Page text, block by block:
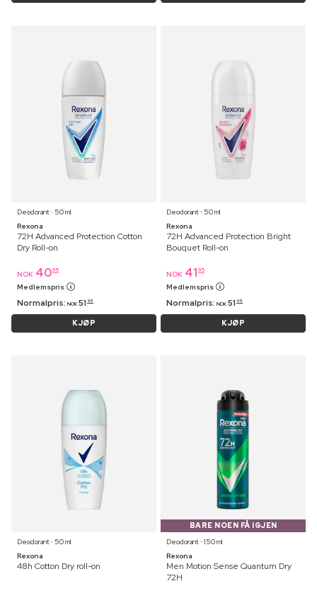
Deodorant ⋅ 50 ml
Rexona
72H Advanced Protection Cotton
Dry Roll-on
NOK 4095
Medlemspris
Normalpris: NOK 51 95
KJØP
Deodorant ⋅ 50 ml
Rexona
72H Advanced Protection Bright
Bouquet Roll-on
NOK 41 95
Medlemspris
Normalpris: NOK 51 95
KJØP
Deodorant ⋅ 50 ml
Rexona
48h Cotton Dry roll-on
BARE NOEN FÅ IGJEN
Deodorant ⋅ 150 ml
Rexona
Men Motion Sense Quantum Dry
72H